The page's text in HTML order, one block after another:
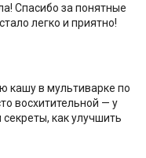
Спасибо за понятные
легко и приятно!
кашу в мультиварке по
восхитительной — у
как улучшить